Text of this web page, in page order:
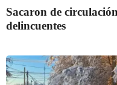
Sacaron de
delincuentes